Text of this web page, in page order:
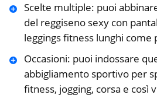
Scelte multiple: puoi
del reggiseno sexy con
leggings fitness lunghi come
Occasioni: puoi indossare
abbigliamento sportivo per
fitness, jogging, corsa e così